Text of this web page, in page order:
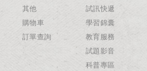
其他
購物車
訂單查詢
試訊快遞
學習錦囊
教育服務
試題影音
科普專區